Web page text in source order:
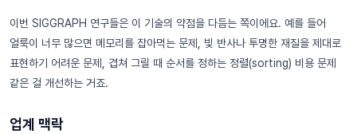
이번 SIGGRAPH 연구들은 이 기술의 약점을 다듬는 쪽이에요. 예를 들어
얼룩이 너무 많으면 메모리를 잡아먹는 문제, 빛 반사나 투명한 재질을 제대로
표현하기 어려운 문제, 겹쳐 그릴 때 순서를 정하는 정렬(sorting) 비용 문제
같은 걸 개선하는 거죠.
업계 맥락